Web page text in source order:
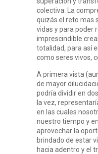
colectiva. La
quizás el reto mas
vidas y para poder
imprescindible
totalidad, para así
como seres vivos,
A primera vista
de mayor
podría dividir en
la vez,
en las cuales
nuestro tiempo y
aprovechar la
brindado de estar
hacia adentro y el